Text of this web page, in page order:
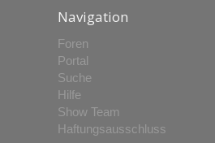
Navigation
Foren
Portal
Suche
Hilfe
Show Team
Haftungsausschluss